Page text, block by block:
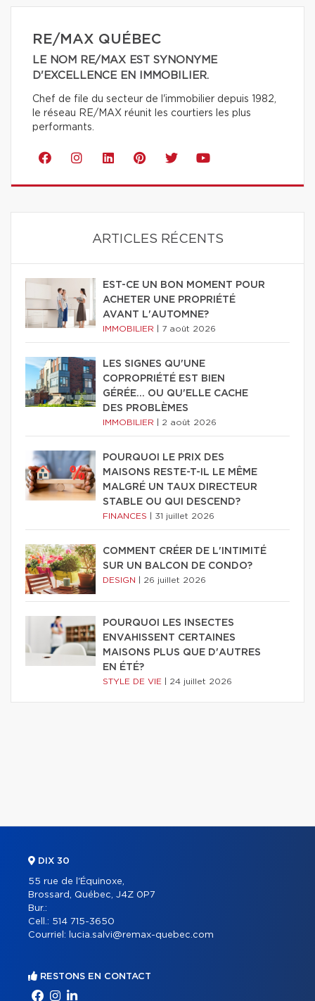
RE/MAX QUÉBEC
LE NOM RE/MAX EST SYNONYME
D'EXCELLENCE EN IMMOBILIER.
Chef de file du secteur de l'immobilier depuis 1982,
le réseau RE/MAX réunit les courtiers les plus
performants.
ARTICLES RÉCENTS
EST-CE UN BON MOMENT POUR
ACHETER UNE PROPRIÉTÉ
AVANT L'AUTOMNE?
IMMOBILIER 7 août 2026
LES SIGNES QU'UNE
COPROPRIÉTÉ EST BIEN
GÉRÉE… OU QU'ELLE CACHE
DES PROBLÈMES
IMMOBILIER 2 août 2026
POURQUOI LE PRIX DES
MAISONS RESTE-T-IL LE MÊME
MALGRÉ UN TAUX DIRECTEUR
STABLE OU QUI DESCEND?
FINANCES 31 juillet 2026
COMMENT CRÉER DE L'INTIMITÉ
SUR UN BALCON DE CONDO?
DESIGN 26 juillet 2026
POURQUOI LES INSECTES
ENVAHISSENT CERTAINES
MAISONS PLUS QUE D'AUTRES
EN ÉTÉ?
STYLE DE VIE 24 juillet 2026
DIX 30
55 rue de l'Équinoxe,
Brossard, Québec, J4Z 0P7
Bur.:
Cell.: 514 715-3650
Courriel:
lucia.salvi@remax-quebec.com
RESTONS EN CONTACT